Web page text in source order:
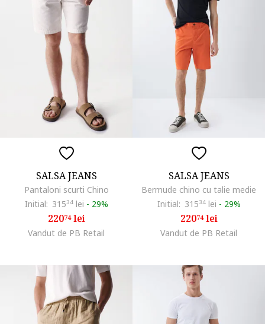
SALSA JEANS
Pantaloni scurti Chino
Initial: 31534lei - 29%
22074lei
Vandut de PB Retail
SALSA JEANS
Bermude chino cu talie medie
Initial: 31534lei - 29%
22074lei
Vandut de PB Retail